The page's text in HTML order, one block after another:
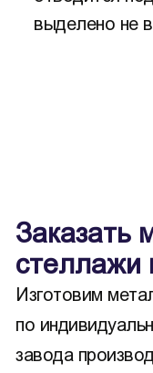
выделено не
Заказать
стеллажи
Изготовим
по
завода